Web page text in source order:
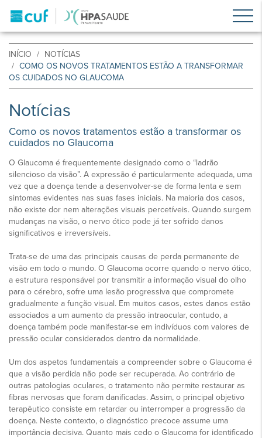
INÍCIO
NOTÍCIAS
COMO OS NOVOS TRATAMENTOS ESTÃO A TRANSFORMAR
OS CUIDADOS NO GLAUCOMA
Notícias
Como os novos tratamentos estão a transformar os
cuidados no Glaucoma
O Glaucoma é frequentemente designado como o “ladrão
silencioso da visão”. A expressão é particularmente adequada, uma
vez que a doença tende a desenvolver-se de forma lenta e sem
sintomas evidentes nas suas fases iniciais. Na maioria dos casos,
não existe dor nem alterações visuais percetíveis. Quando surgem
mudanças na visão, o nervo ótico pode já ter sofrido danos
significativos e irreversíveis.
Trata-se de uma das principais causas de perda permanente de
visão em todo o mundo. O Glaucoma ocorre quando o nervo ótico,
a estrutura responsável por transmitir a informação visual do olho
para o cérebro, sofre uma lesão progressiva que compromete
gradualmente a função visual. Em muitos casos, estes danos estão
associados a um aumento da pressão intraocular, contudo, a
doença também pode manifestar-se em indivíduos com valores de
pressão ocular considerados dentro da normalidade.
Um dos aspetos fundamentais a compreender sobre o Glaucoma é
que a visão perdida não pode ser recuperada. Ao contrário de
outras patologias oculares, o tratamento não permite restaurar as
fibras nervosas que foram danificadas. Assim, o principal objetivo
terapêutico consiste em retardar ou interromper a progressão da
doença. Neste contexto, o diagnóstico precoce assume uma
importância decisiva. Quanto mais cedo o Glaucoma for identificado